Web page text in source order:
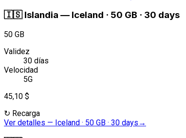
🇮🇸 Islandia — Iceland · 50 GB · 30 days
50 GB
Validez
30 días
Velocidad
5G
45,10 $
↻ Recarga
Ver detalles — Iceland · 50 GB · 30 days →